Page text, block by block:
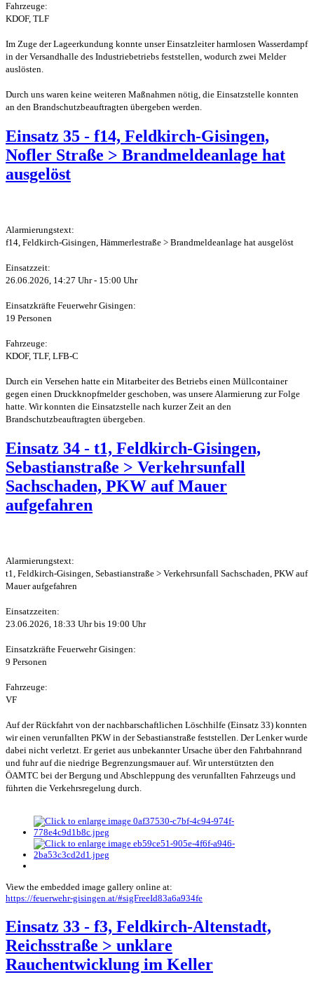
Fahrzeuge:
KDOF, TLF
Im Zuge der Lageerkundung konnte unser Einsatzleiter harmlosen Wasserdampf
in der Versandhalle des Industriebetriebs feststellen, wodurch zwei Melder
auslösten.
Durch uns waren keine weiteren Maßnahmen nötig, die Einsatzstelle konnten
an den Brandschutzbeauftragten übergeben werden.
Einsatz 35 - f14, Feldkirch-Gisingen,
Nofler Straße > Brandmeldeanlage hat
ausgelöst
Alarmierungstext:
f14, Feldkirch-Gisingen, Hämmerlestraße > Brandmeldeanlage hat ausgelöst
Einsatzzeit:
26.06.2026, 14:27 Uhr - 15:00 Uhr
Einsatzkräfte Feuerwehr Gisingen:
19 Personen
Fahrzeuge:
KDOF, TLF, LFB-C
Durch ein Versehen hatte ein Mitarbeiter des Betriebs einen Müllcontainer
gegen einen Druckknopfmelder geschoben, was unsere Alarmierung zur Folge
hatte. Wir konnten die Einsatzstelle nach kurzer Zeit an den
Brandschutzbeauftragten übergeben.
Einsatz 34 - t1, Feldkirch-Gisingen,
Sebastianstraße > Verkehrsunfall
Sachschaden, PKW auf Mauer
aufgefahren
Alarmierungstext:
t1, Feldkirch-Gisingen, Sebastianstraße > Verkehrsunfall Sachschaden, PKW auf
Mauer aufgefahren
Einsatzzeiten:
23.06.2026, 18:33 Uhr bis 19:00 Uhr
Einsatzkräfte Feuerwehr Gisingen:
9 Personen
Fahrzeuge:
VF
Auf der Rückfahrt von der nachbarschaftlichen Löschhilfe (Einsatz 33) konnten
wir einen verunfallten PKW in der Sebastianstraße feststellen. Der Lenker wurde
dabei nicht verletzt. Er geriet aus unbekannter Ursache über den Fahrbahnrand
und fuhr auf die niedrige Begrenzungsmauer auf. Wir unterstützten den
ÖAMTC bei der Bergung und Abschleppung des verunfallten Fahrzeugs und
führten die Verkehrsregelung durch.
View the embedded image gallery online at:
https://feuerwehr-gisingen.at/#sigFreeId83a6a934fe
Einsatz 33 - f3, Feldkirch-Altenstadt,
Reichsstraße > unklare
Rauchentwicklung im Keller